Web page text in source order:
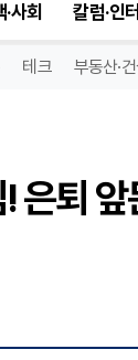
사회 칼럼·인
테크 부동산·
퇴 앞